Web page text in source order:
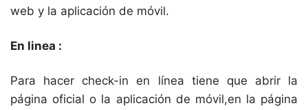
web y la aplicación de móvil.
En linea :
Para hacer check-in en línea tiene que abrir la
página oficial o la aplicación de móvil,en la página